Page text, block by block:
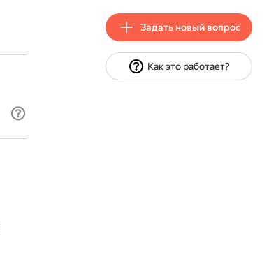
Задать новый вопрос
Как это работает?